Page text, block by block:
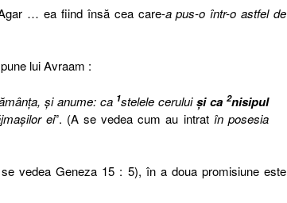
… ea fiind însă cea care-a pus-o într-o astfel de
lui Avraam :
şi anume: ca 1stelele ceruluişi ca 2nisipul
ei”. (A se vedea cum au intrat în posesia
vedea Geneza 15 : 5), în a doua promisiune este